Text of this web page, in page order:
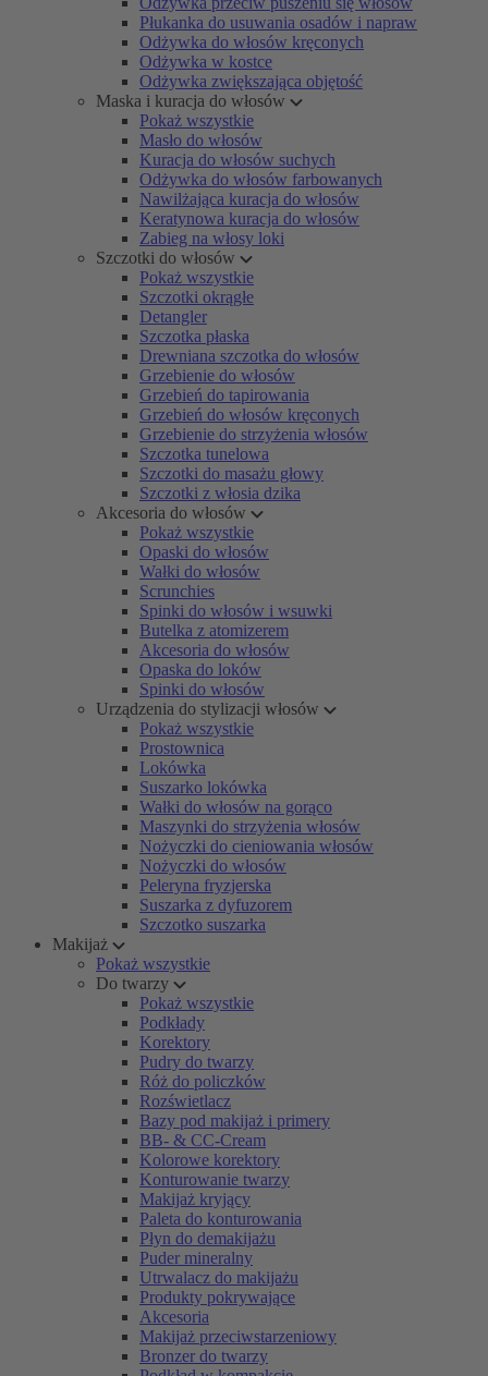
Płukanka do usuwania osadów i napraw
Odżywka do włosów kręconych
Odżywka w kostce
Odżywka zwiększająca objętość
Maska i kuracja do włosów
Pokaż wszystkie
Masło do włosów
Kuracja do włosów suchych
Odżywka do włosów farbowanych
Nawilżająca kuracja do włosów
Keratynowa kuracja do włosów
Zabieg na włosy loki
Szczotki do włosów
Pokaż wszystkie
Szczotki okrągłe
Detangler
Szczotka płaska
Drewniana szczotka do włosów
Grzebienie do włosów
Grzebień do tapirowania
Grzebień do włosów kręconych
Grzebienie do strzyżenia włosów
Szczotka tunelowa
Szczotki do masażu głowy
Szczotki z włosia dzika
Akcesoria do włosów
Pokaż wszystkie
Opaski do włosów
Wałki do włosów
Scrunchies
Spinki do włosów i wsuwki
Butelka z atomizerem
Akcesoria do włosów
Opaska do loków
Spinki do włosów
Urządzenia do stylizacji włosów
Pokaż wszystkie
Prostownica
Lokówka
Suszarko lokówka
Wałki do włosów na gorąco
Maszynki do strzyżenia włosów
Nożyczki do cieniowania włosów
Nożyczki do włosów
Peleryna fryzjerska
Suszarka z dyfuzorem
Szczotko suszarka
Makijaż
Pokaż wszystkie
Do twarzy
Pokaż wszystkie
Podkłady
Korektory
Pudry do twarzy
Róż do policzków
Rozświetlacz
Bazy pod makijaż i primery
BB- & CC-Cream
Kolorowe korektory
Konturowanie twarzy
Makijaż kryjący
Paleta do konturowania
Płyn do demakijażu
Puder mineralny
Utrwalacz do makijażu
Produkty pokrywające
Akcesoria
Makijaż przeciwstarzeniowy
Bronzer do twarzy